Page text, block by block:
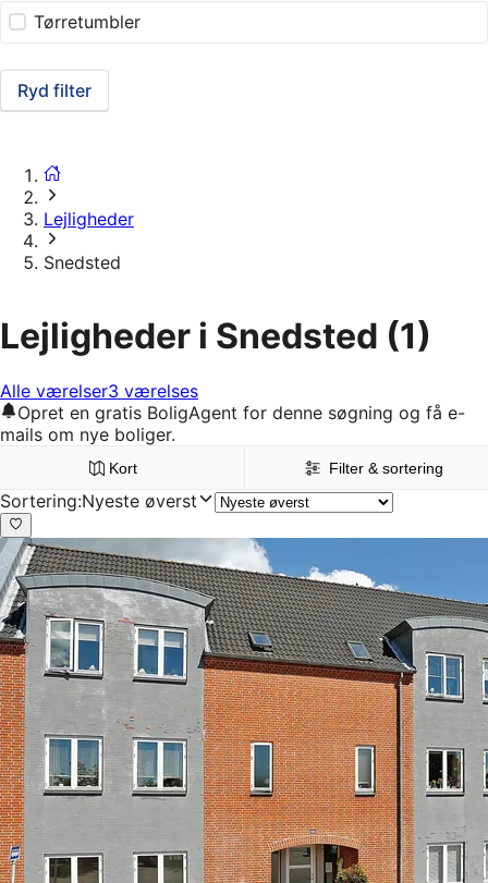
Tørretumbler
Ryd filter
Lejligheder
Snedsted
Lejligheder i Snedsted (1)
Alle værelser3 værelses
Opret en gratis BoligAgent for denne søgning og få e-
mails om nye boliger.
Kort Filter & sortering
Sortering:Nyeste øverst